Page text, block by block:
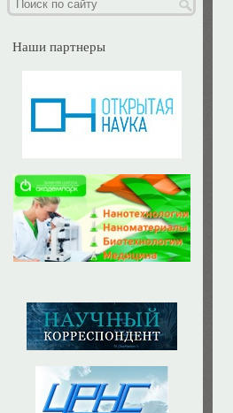
Наши партнеры